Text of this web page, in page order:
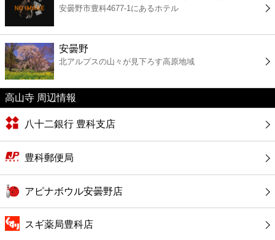
カフェ
ショッピング
銀行
公共
病院
ホテル
安曇野市豊科4677-1にあるホテル
安曇野
北アルプスの山々が見下ろす高原地域
高山寺 周辺情報
八十二銀行 豊科支店
豊科郵便局
アピナボウル安曇野店
スギ薬局豊科店